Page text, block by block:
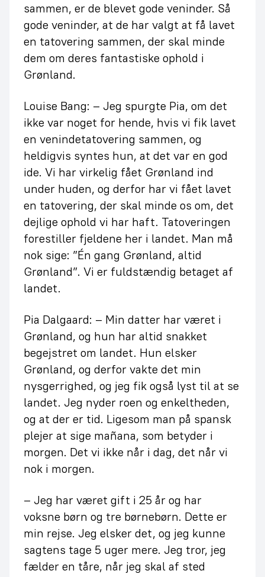
sammen, er de blevet gode veninder. Så
gode veninder, at de har valgt at få lavet
en tatovering sammen, der skal minde
dem om deres fantastiske ophold i
Grønland.
Louise Bang: – Jeg spurgte Pia, om det
ikke var noget for hende, hvis vi fik lavet
en venindetatovering sammen, og
heldigvis syntes hun, at det var en god
ide. Vi har virkelig fået Grønland ind
under huden, og derfor har vi fået lavet
en tatovering, der skal minde os om, det
dejlige ophold vi har haft. Tatoveringen
forestiller fjeldene her i landet. Man må
nok sige: ”Én gang Grønland, altid
Grønland”. Vi er fuldstændig betaget af
landet.
Pia Dalgaard: – Min datter har været i
Grønland, og hun har altid snakket
begejstret om landet. Hun elsker
Grønland, og derfor vakte det min
nysgerrighed, og jeg fik også lyst til at se
landet. Jeg nyder roen og enkeltheden,
og at der er tid. Ligesom man på spansk
plejer at sige mañana, som betyder i
morgen. Det vi ikke når i dag, det når vi
nok i morgen.
– Jeg har været gift i 25 år og har
voksne børn og tre børnebørn. Dette er
min rejse. Jeg elsker det, og jeg kunne
sagtens tage 5 uger mere. Jeg tror, jeg
fælder en tåre, når jeg skal af sted